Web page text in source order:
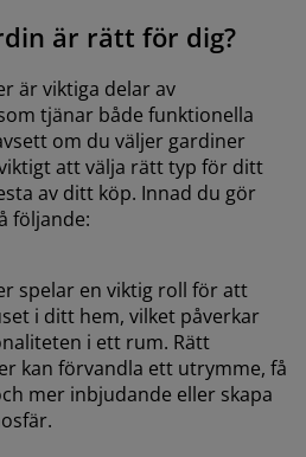
är rätt för dig?
är viktiga delar av
tjänar både funktionella
om du väljer gardiner
att välja rätt typ för ditt
av ditt köp. Innad du gör
följande:
spelar en viktig roll för att
i ditt hem, vilket påverkar
i ett rum. Rätt
kan förvandla ett utrymme, få
mer inbjudande eller skapa